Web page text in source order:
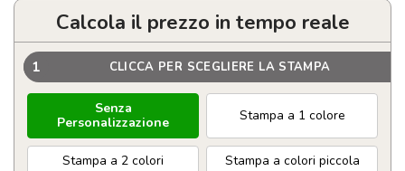
Calcola il prezzo in tempo reale
1 CLICCA PER SCEGLIERE LA STAMPA
Senza
Personalizzazione
Stampa a 1 colore
Stampa a 2 colori Stampa a colori piccola